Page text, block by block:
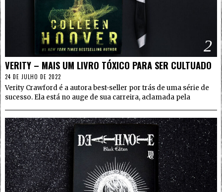
2
VERITY – MAIS UM LIVRO TÓXICO PARA SER CULTUADO
24 DE JULHO DE 2022
Verity Crawford é a autora best-seller por trás de uma série de
sucesso. Ela está no auge de sua carreira, aclamada pela